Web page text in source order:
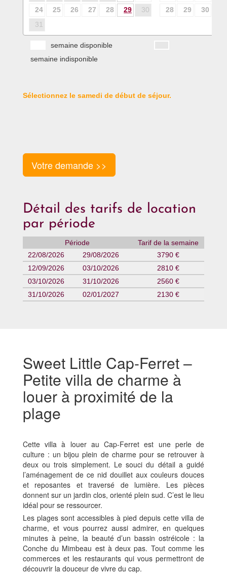
24
25 26 27 28 29
30
31
28
29 30
semaine disponible
semaine indisponible
Sélectionnez le samedi de début de séjour.
Votre demande >>
Détail des tarifs de location
par période
Période
Tarif de la semaine
22/08/2026
29/08/2026
3790 €
12/09/2026
03/10/2026
2810 €
03/10/2026
31/10/2026
2560 €
31/10/2026
02/01/2027 2130 €
Sweet Little Cap-Ferret –
Petite villa de charme à
louer à proximité de la
plage
Cette villa à louer au Cap-Ferret est une perle de
culture : un bijou plein de charme pour se retrouver à
deux ou trois simplement. Le souci du détail a guidé
l’aménagement de ce nid douillet aux couleurs douces
et reposantes et traversé de lumière. Les pièces
donnent sur un jardin clos, orienté plein sud. C’est le lieu
idéal pour se ressourcer.
Les plages sont accessibles à pied depuis cette villa de
charme, et vous pourrez aussi admirer, en quelques
minutes à peine, la beauté d’un bassin ostréicole : la
Conche du Mimbeau est à deux pas. Tout comme les
commerces et les restaurants qui vous permettront de
découvrir la douceur de vivre du cap.